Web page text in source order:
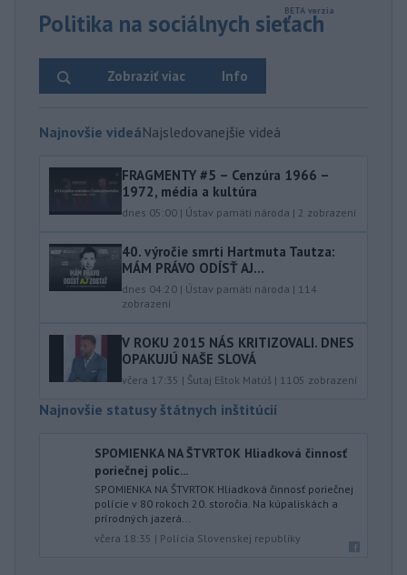
Politika na sociálnych sieťach
Info
Zobraziť viac
Najnovšie videáNajsledovanejšie videá
FRAGMENTY #5 – Cenzúra 1966 –
1972, média a kultúra
dnes 05:00 | Ústav pamäti národa | 2 zobrazení
40.⁠ ⁠výročie smrti Hartmuta Tautza:
MÁM PRÁVO ODÍSŤ AJ...
dnes 04:20 | Ústav pamäti národa | 114
zobrazení
V ROKU 2015 NÁS KRITIZOVALI. DNES
OPAKUJÚ NAŠE SLOVÁ
včera 17:35 | Šutaj Eštok Matúš | 1105 zobrazení
Najnovšie statusy štátnych inštitúcií
SPOMIENKA NA ŠTVRTOK Hliadková činnosť
poriečnej políc...
SPOMIENKA NA ŠTVRTOK Hliadková činnosť poriečnej
polície v 80 rokoch 20. storočia. Na kúpaliskách a
prírodných jazerá...
včera 18:35 | Polícia Slovenskej republiky